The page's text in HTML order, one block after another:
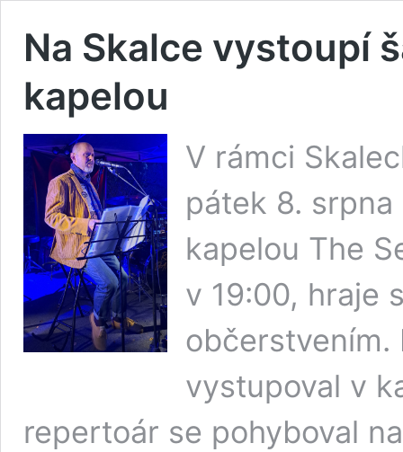
Na Skalce vystoupí
kapelou
V rámci
pátek 8. srpna
kapelou The
v 19:00, hraje
občerstvením.
vystupoval v
repertoár se pohyboval